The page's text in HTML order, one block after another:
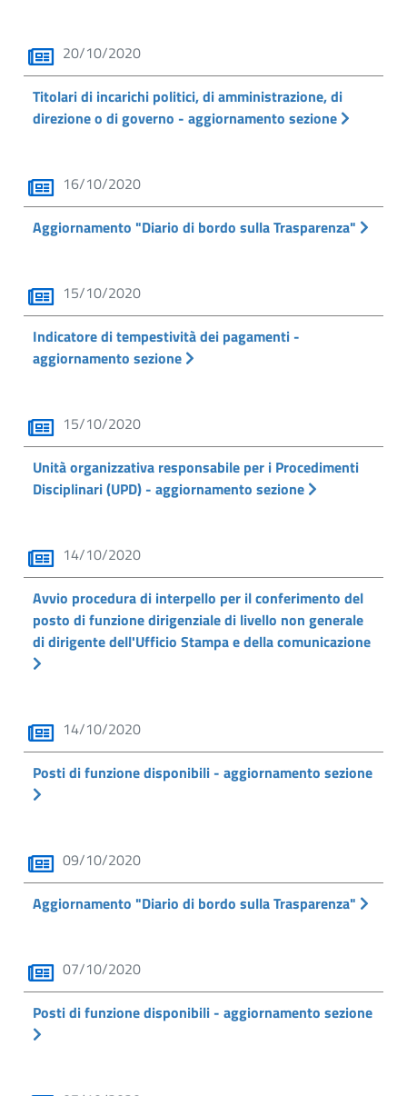
20/10/2020
Titolari di incarichi politici, di amministrazione, di
direzione o di governo - aggiornamento sezione
16/10/2020
Aggiornamento "Diario di bordo sulla Trasparenza"
15/10/2020
Indicatore di tempestività dei pagamenti -
aggiornamento sezione
15/10/2020
Unità organizzativa responsabile per i Procedimenti
Disciplinari (UPD) - aggiornamento sezione
14/10/2020
Avvio procedura di interpello per il conferimento del
posto di funzione dirigenziale di livello non generale
di dirigente dell'Ufficio Stampa e della comunicazione
14/10/2020
Posti di funzione disponibili - aggiornamento sezione
09/10/2020
Aggiornamento "Diario di bordo sulla Trasparenza"
07/10/2020
Posti di funzione disponibili - aggiornamento sezione